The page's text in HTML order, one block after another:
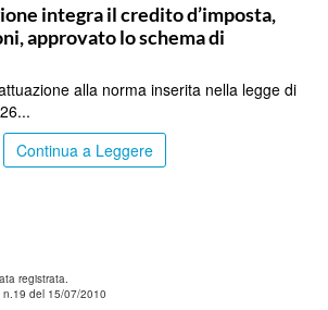
integra il credito d’imposta,
approvato lo schema di
alla norma inserita nella legge di
Continua a Leggere
registrata.
del 15/07/2010